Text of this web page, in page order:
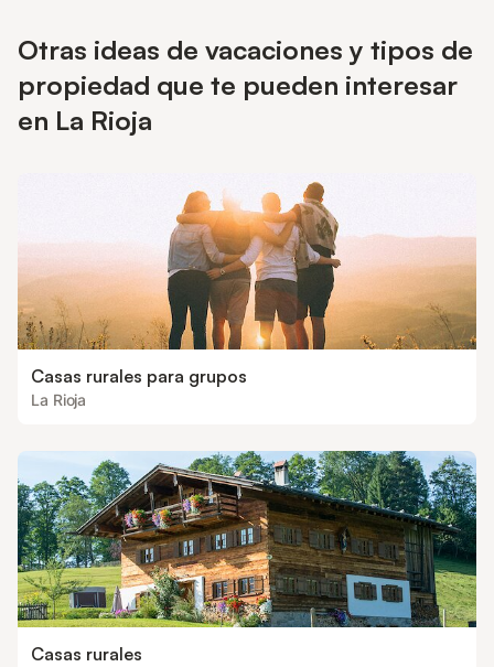
Otras ideas de vacaciones y tipos de
propiedad que te pueden interesar
en La Rioja
Casas rurales para grupos
La Rioja
Casas rurales